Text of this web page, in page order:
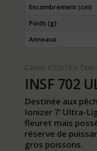
Encombrement (cm)
Poids (g)
Anneaux
Canne IONIZER
INSF 702
Destinée aux
Ionizer 7’ Ultra-
fleuret mais
réserve de
gros poissons.